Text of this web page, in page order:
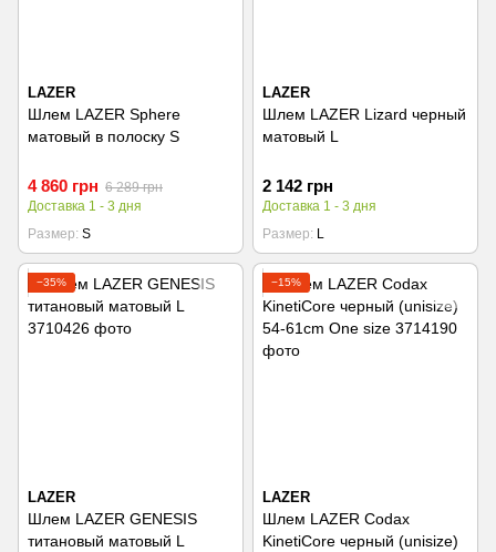
LAZER
Шлем LAZER Sphere
матовый в полоску S
4 860 грн 6 289 грн
Доставка 1 - 3 дня
Размер S
LAZER
Шлем LAZER Lizard черный
матовый L
2 142 грн
Доставка 1 - 3 дня
Размер
L
−35%
LAZER
Шлем LAZER GENESIS
титановый матовый L
−15%
LAZER
Шлем LAZER Codax
KinetiCore черный (unisize)